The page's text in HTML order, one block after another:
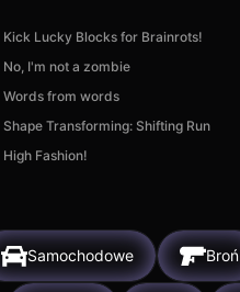
Kick Lucky Blocks for Brainrots!
No, I'm not a zombie
Words from words
Shape Transforming: Shifting Run
High Fashion!
Samochodowe Broń